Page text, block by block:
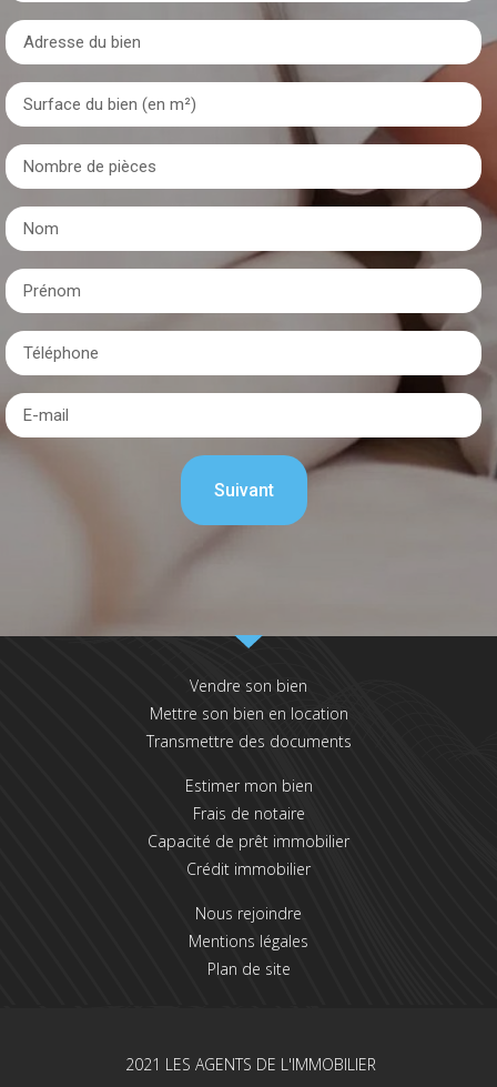
Vendre son bien
Mettre son bien en location
Transmettre des documents
Estimer mon bien
Frais de notaire
Capacité de prêt immobilier
Crédit immobilier
Nous rejoindre
Mentions légales
Plan de site
2021 LES AGENTS DE L'IMMOBILIER